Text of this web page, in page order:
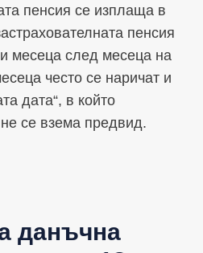
пенсия се изплаща в
пенсия
месеца след месеца на
често се наричат и
дата“, в който
се взема предвид.
данъчна